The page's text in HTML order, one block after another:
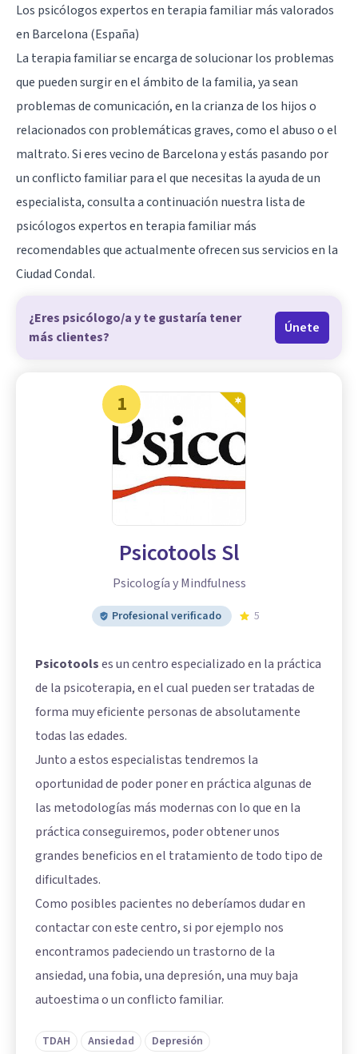
Los psicólogos expertos en terapia familiar más valorados
en Barcelona (España)
La terapia familiar se encarga de solucionar los problemas
que pueden surgir en el ámbito de la familia, ya sean
problemas de comunicación, en la crianza de los hijos o
relacionados con problemáticas graves, como el abuso o el
maltrato. Si eres vecino de Barcelona y estás pasando por
un conflicto familiar para el que necesitas la ayuda de un
especialista, consulta a continuación nuestra lista de
psicólogos expertos en terapia familiarmás
recomendables que actualmente ofrecen sus servicios en la
Ciudad Condal.
¿Eres psicólogo/a y te gustaría tener
más clientes?
Únete
1
Psicotools Sl
Psicología y Mindfulness
Profesional verificado 5
Psicotoolses un centro especializado en la práctica
de la psicoterapia, en el cual pueden ser tratadas de
forma muy eficiente personas de absolutamente
todas las edades.
Junto a estos especialistas tendremos la
oportunidad de poder poner en práctica algunas de
las metodologías más modernas con lo que en la
práctica conseguiremos, poder obtener unos
grandes beneficios en el tratamiento de todo tipo de
dificultades.
Como posibles pacientes no deberíamos dudar en
contactar con este centro, si por ejemplo nos
encontramos padeciendo un trastorno de la
ansiedad, una fobia, una depresión, una muy baja
autoestima o un conflicto familiar.
TDAH Ansiedad
Depresión